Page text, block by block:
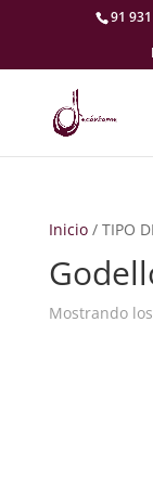
91
Inicio/ TIPO
Mostrando